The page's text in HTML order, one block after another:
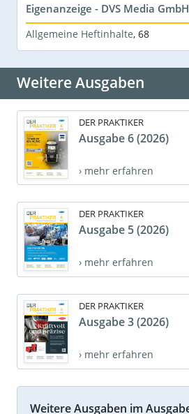
Eigenanzeige - DVS Media GmbH
Allgemeine Heftinhalte, 68
Weitere Ausgaben
DER PRAKTIKER
Ausgabe 6 (2026)
› mehr erfahren
DER PRAKTIKER
Ausgabe 5 (2026)
› mehr erfahren
DER PRAKTIKER
Ausgabe 3 (2026)
› mehr erfahren
Weitere Ausgaben im